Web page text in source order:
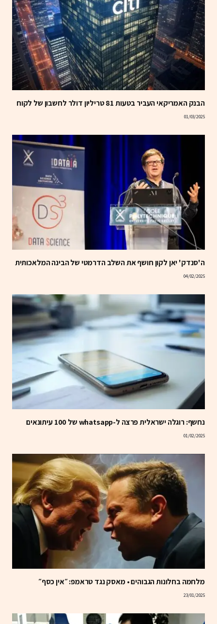
הבנק האמריקאי העביר בטעות 81 טריליון דולר לחשבון של לקוח
01/03/2025
ה'סנדק' יאן לקון חושף את השלב הדרמטי של הבינה המלאכותית
04/02/2025
נחשף: רוגלה ישראלית פרצה ל-whatsapp של 100 עיתונאים
01/02/2025
מלחמה בחלונות הגבוהים • מאסק נגד טראמפ: ״אין כסף״
23/01/2025